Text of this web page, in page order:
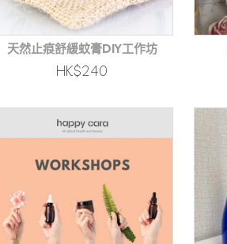
天然止痕舒緩蚊膏DIY工作坊
HK$240